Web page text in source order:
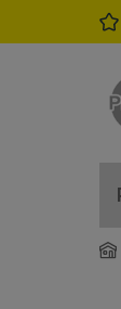
Hauptinhalt
Zur Suche
Zur